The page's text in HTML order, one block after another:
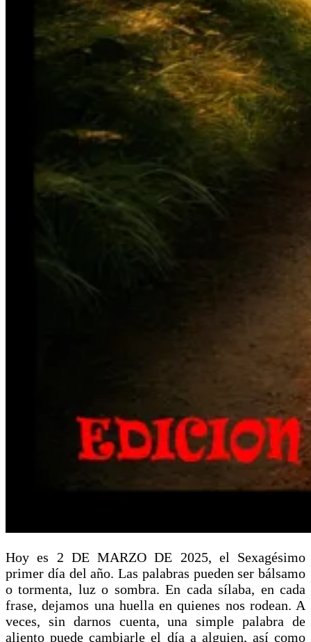
Hoy es 2 DE MARZO DE 2025, el Sexagésimo
primer día del año. Las palabras pueden ser bálsamo
o tormenta, luz o sombra. En cada sílaba, en cada
frase, dejamos una huella en quienes nos rodean. A
veces, sin darnos cuenta, una simple palabra de
aliento puede cambiarle el día a alguien, así como